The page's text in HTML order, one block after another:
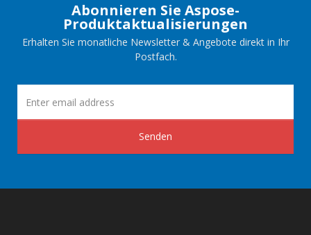
Abonnieren Sie Aspose-
Produktaktualisierungen
Erhalten Sie monatliche Newsletter & Angebote direkt in Ihr
Postfach.
Senden